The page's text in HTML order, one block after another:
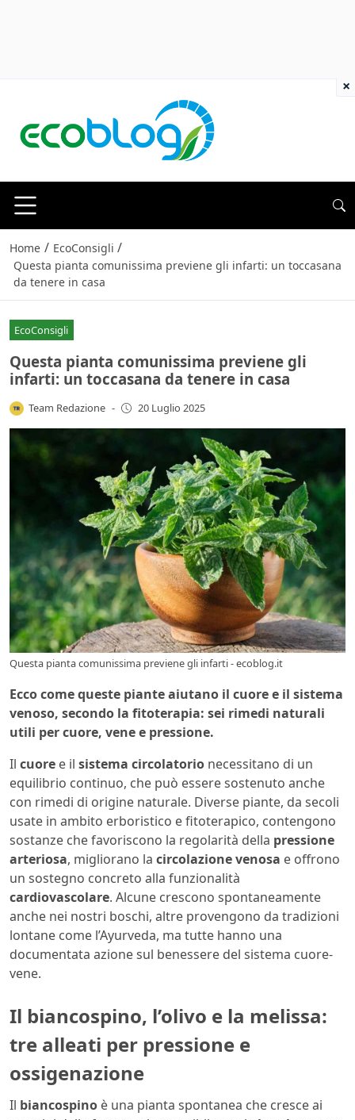
Home / EcoConsigli /
Questa pianta comunissima previene gli infarti: un toccasana
da tenere in casa
EcoConsigli
Questa pianta comunissima previene gli
infarti: un toccasana da tenere in casa
Team Redazione - 20 Luglio 2025
Questa pianta comunissima previene gli infarti - ecoblog.it
Ecco come queste piante aiutano il cuore e il sistema
venoso, secondo la fitoterapia: sei rimedi naturali
utili per cuore, vene e pressione.
Il cuore e il sistema circolatorio necessitano di un
equilibrio continuo, che può essere sostenuto anche
con rimedi di origine naturale. Diverse piante, da secoli
usate in ambito erboristico e fitoterapico, contengono
sostanze che favoriscono la regolarità della pressione
arteriosa, migliorano la circolazione venosa e offrono
un sostegno concreto alla funzionalità
cardiovascolare. Alcune crescono spontaneamente
anche nei nostri boschi, altre provengono da tradizioni
lontane come l’Ayurveda, ma tutte hanno una
documentata azione sul benessere del sistema cuore-
vene.
Il biancospino, l’olivo e la melissa:
tre alleati per pressione e
ossigenazione
Il biancospino è una pianta spontanea che cresce ai
×